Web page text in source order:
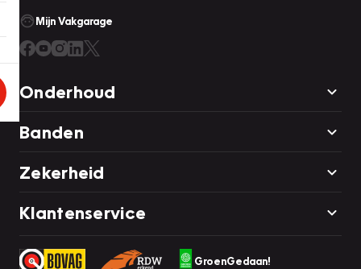
Mijn Vakgarage
Onderhoud
Banden
Zekerheid
Klantenservice
GroenGedaan!